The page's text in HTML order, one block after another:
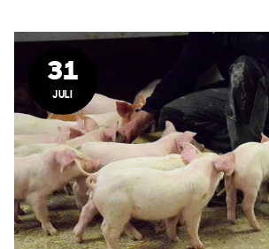
31
JULI